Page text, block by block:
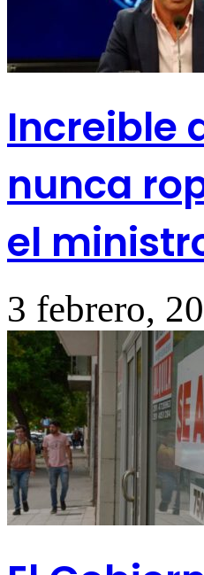
Increible
nunca
el
3 febrero,